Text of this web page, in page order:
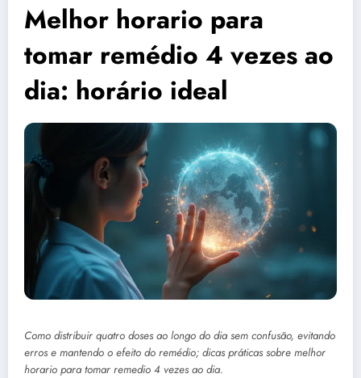
Melhor horario para
tomar remédio 4 vezes ao
dia: horário ideal
Como distribuir quatro doses ao longo do dia sem confusão, evitando
erros e mantendo o efeito do remédio; dicas práticas sobre melhor
horario para tomar remedio 4 vezes ao dia.